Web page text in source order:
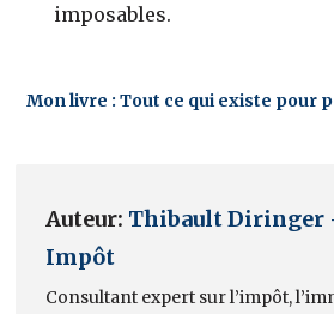
imposables.
Mon livre : Tout ce qui existe pour
Auteur: Thibault Diringer
Impôt
Consultant expert sur l’impôt,